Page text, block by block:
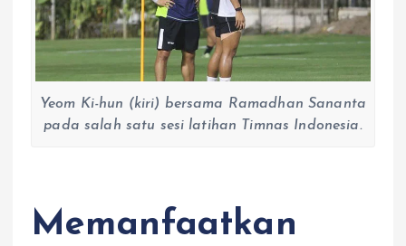
Yeom Ki-hun (kiri) bersama Ramadhan Sananta
pada salah satu sesi latihan Timnas Indonesia.
Memanfaatkan